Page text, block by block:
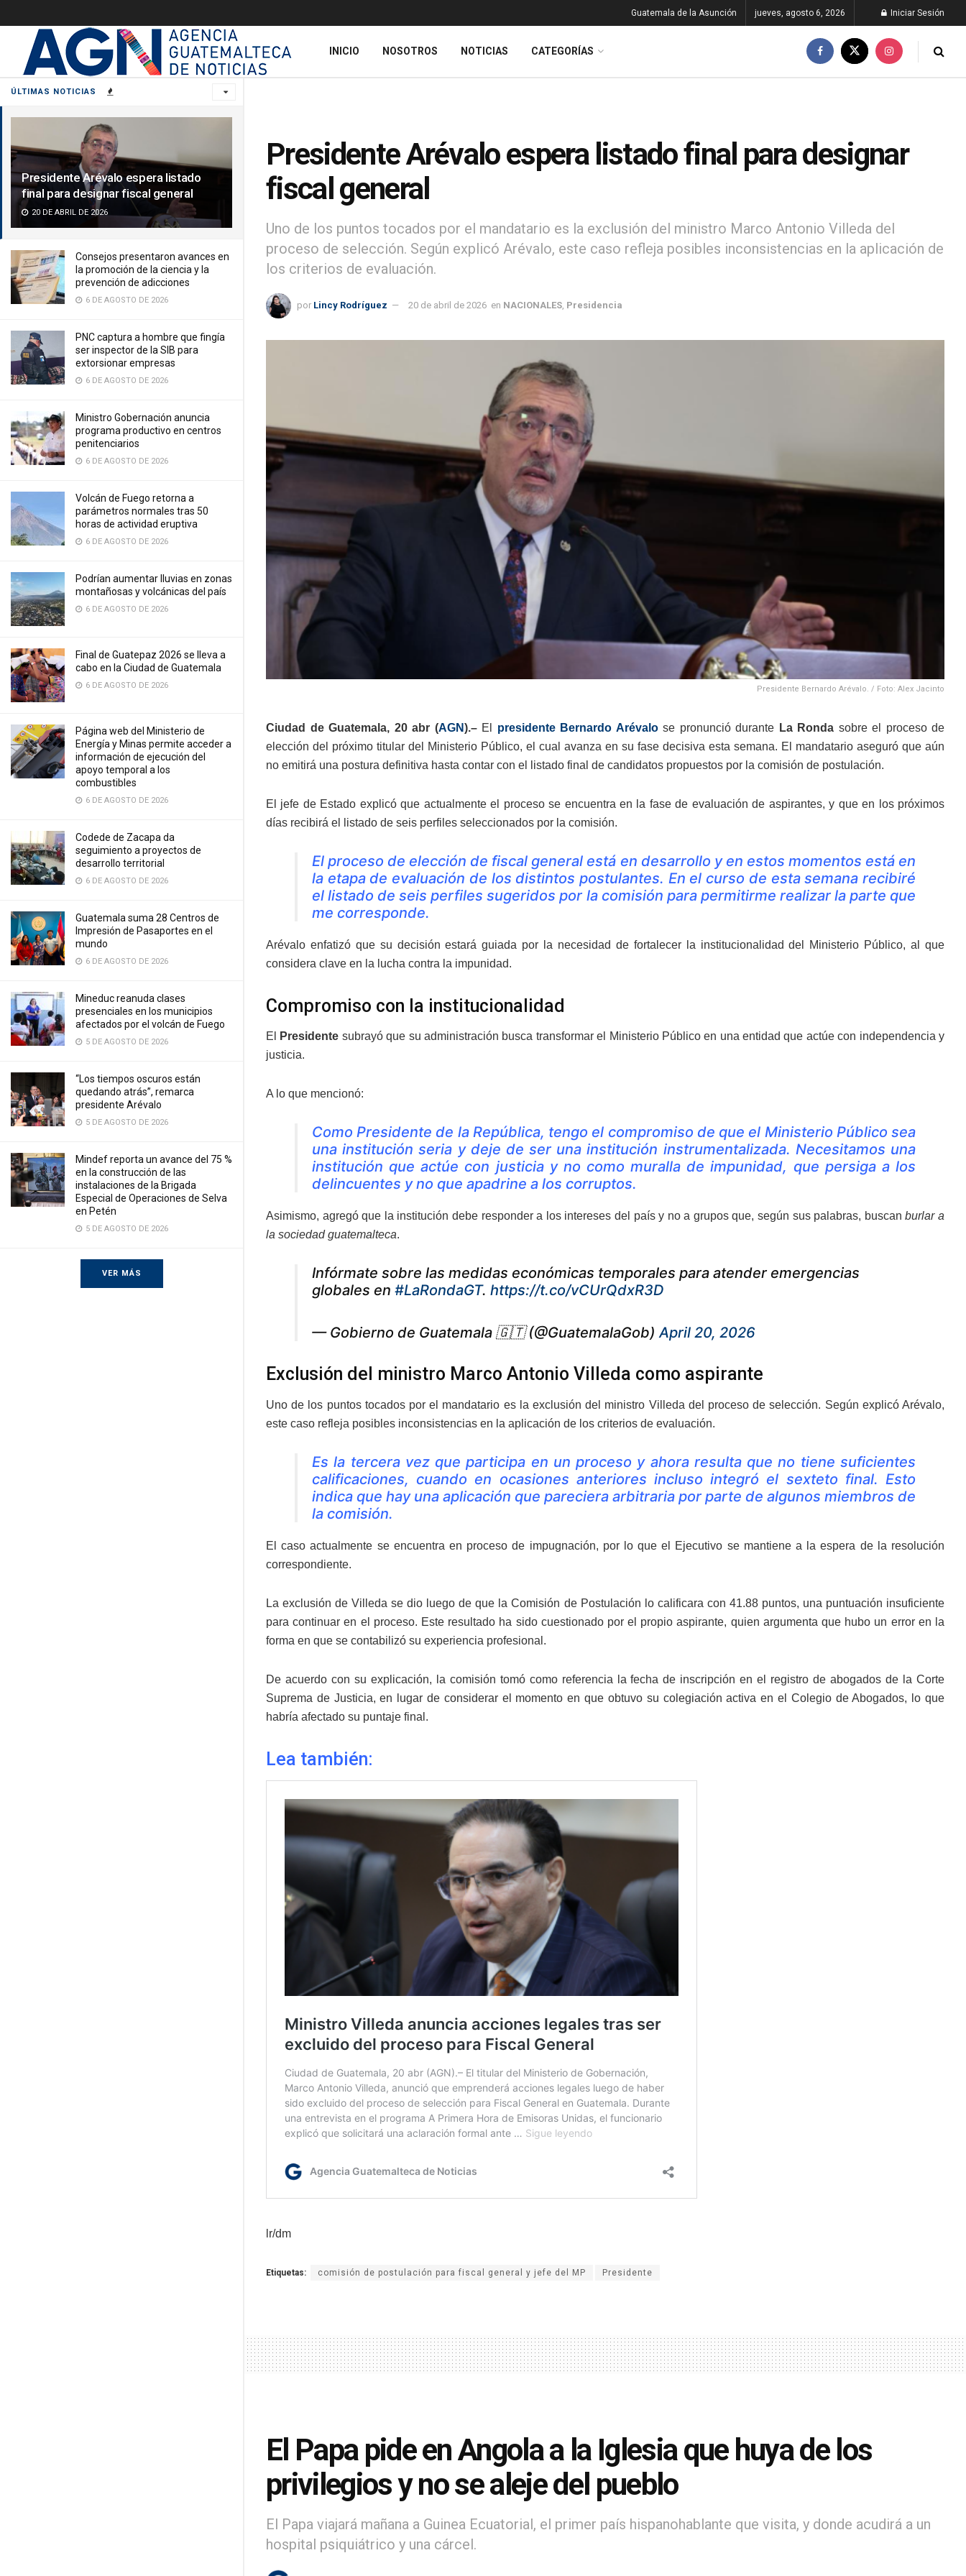
ÚLTIMAS NOTICIAS
Presidente Arévalo espera listado
final para designar fiscal general
20 DE ABRIL DE 2026
Consejos presentaron avances en
la promoción de la ciencia y la
prevención de adicciones
6 DE AGOSTO DE 2026
PNC captura a hombre que fingía
ser inspector de la SIB para
extorsionar empresas
6 DE AGOSTO DE 2026
Ministro Gobernación anuncia
programa productivo en centros
penitenciarios
6 DE AGOSTO DE 2026
Volcán de Fuego retorna a
parámetros normales tras 50
horas de actividad eruptiva
6 DE AGOSTO DE 2026
Podrían aumentar lluvias en zonas
montañosas y volcánicas del país
6 DE AGOSTO DE 2026
Final de Guatepaz 2026 se lleva a
cabo en la Ciudad de Guatemala
6 DE AGOSTO DE 2026
Página web del Ministerio de
Energía y Minas permite acceder a
información de ejecución del
apoyo temporal a los
combustibles
6 DE AGOSTO DE 2026
Codede de Zacapa da
seguimiento a proyectos de
desarrollo territorial
6 DE AGOSTO DE 2026
Guatemala suma 28 Centros de
Impresión de Pasaportes en el
mundo
6 DE AGOSTO DE 2026
Mineduc reanuda clases
presenciales en los municipios
afectados por el volcán de Fuego
5 DE AGOSTO DE 2026
“Los tiempos oscuros están
quedando atrás”, remarca
presidente Arévalo
5 DE AGOSTO DE 2026
Mindef reporta un avance del 75 %
en la construcción de las
instalaciones de la Brigada
Especial de Operaciones de Selva
en Petén
5 DE AGOSTO DE 2026
VER MÁS
Guatemala de la Asunción jueves, agosto 6, 2026 Iniciar Sesión
INICIO NOSOTROS NOTICIAS CATEGORÍAS
Presidente Arévalo espera listado final para designar
fiscal general
Uno de los puntos tocados por el mandatario es la exclusión del ministro Marco Antonio Villeda del
proceso de selección. Según explicó Arévalo, este caso refleja posibles inconsistencias en la aplicación de
los criterios de evaluación.
por Lincy Rodríguez 20 de abril de 2026 en NACIONALES Presidencia
Presidente Bernardo Arévalo. / Foto: Alex Jacinto
Ciudad de Guatemala, 20 abr (AGN).– El presidente Bernardo Arévalose pronunció durante La Ronda sobre el proceso de
elección del próximo titular del Ministerio Público, el cual avanza en su fase decisiva esta semana. El mandatario aseguró que aún
no emitirá una postura definitiva hasta contar con el listado final de candidatos propuestos por la comisión de postulación.
El jefe de Estado explicó que actualmente el proceso se encuentra en la fase de evaluación de aspirantes, y que en los próximos
días recibirá el listado de seis perfiles seleccionados por la comisión.
El proceso de elección de fiscal general está en desarrollo y en estos momentos está en
la etapa de evaluación de los distintos postulantes. En el curso de esta semana recibiré
el listado de seis perfiles sugeridos por la comisión para permitirme realizar la parte que
me corresponde.
Arévalo enfatizó que su decisión estará guiada por la necesidad de fortalecer la institucionalidad del Ministerio Público, al que
considera clave en la lucha contra la impunidad.
Compromiso con la institucionalidad
El Presidente subrayó que su administración busca transformar el Ministerio Público en una entidad que actúe con independencia y
justicia.
A lo que mencionó:
Como Presidente de la República, tengo el compromiso de que el Ministerio Público sea
una institución seria y deje de ser una institución instrumentalizada. Necesitamos una
institución que actúe con justicia y no como muralla de impunidad, que persiga a los
delincuentes y no que apadrine a los corruptos.
Asimismo, agregó que la institución debe responder a los intereses del país y no a grupos que, según sus palabras, buscanburlar a
la sociedad guatemalteca.
Infórmate sobre las medidas económicas temporales para atender emergencias
globales en #LaRondaGT. https://t.co/vCUrQdxR3D
— Gobierno de Guatemala 🇬🇹 (@GuatemalaGob)April 20, 2026
Exclusión del ministro Marco Antonio Villeda como aspirante
Uno de los puntos tocados por el mandatario es la exclusión del ministro Villeda del proceso de selección. Según explicó Arévalo,
este caso refleja posibles inconsistencias en la aplicación de los criterios de evaluación.
Es la tercera vez que participa en un proceso y ahora resulta que no tiene suficientes
calificaciones, cuando en ocasiones anteriores incluso integró el sexteto final. Esto
indica que hay una aplicación que pareciera arbitraria por parte de algunos miembros de
la comisión.
El caso actualmente se encuentra en proceso de impugnación, por lo que el Ejecutivo se mantiene a la espera de la resolución
correspondiente.
La exclusión de Villeda se dio luego de que la Comisión de Postulación lo calificara con 41.88 puntos, una puntuación insuficiente
para continuar en el proceso. Este resultado ha sido cuestionado por el propio aspirante, quien argumenta que hubo un error en la
forma en que se contabilizó su experiencia profesional.
De acuerdo con su explicación, la comisión tomó como referencia la fecha de inscripción en el registro de abogados de la Corte
Suprema de Justicia, en lugar de considerar el momento en que obtuvo su colegiación activa en el Colegio de Abogados, lo que
habría afectado su puntaje final.
Lea también:
lr/dm
Etiquetas: comisión de postulación para fiscal general y jefe del MP Presidente
El Papa pide en Angola a la Iglesia que huya de los
privilegios y no se aleje del pueblo
El Papa viajará mañana a Guinea Ecuatorial, el primer país hispanohablante que visita, y donde acudirá a un
hospital psiquiátrico y una cárcel.